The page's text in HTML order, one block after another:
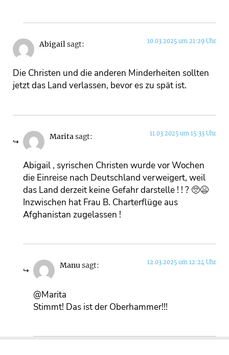
Abigailsagt: 10.03.2025 um 21:29 Uhr
Die Christen und die anderen Minderheiten sollten
jetzt das Land verlassen, bevor es zu spät ist.
Maritasagt: 11.03.2025 um 15:33 Uhr
Abigail , syrischen Christen wurde vor Wochen
die Einreise nach Deutschland verweigert, weil
das Land derzeit keine Gefahr darstelle ! ! ? 🥺😫
Inzwischen hat Frau B. Charterflüge aus
Afghanistan zugelassen !
Manusagt: 12.03.2025 um 12:24 Uhr
@Marita
Stimmt! Das ist der Oberhammer!!!